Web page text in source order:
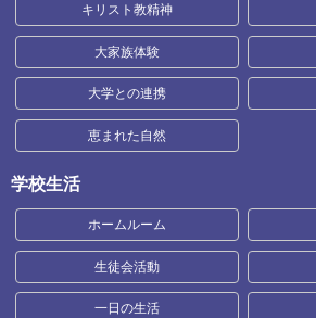
キリスト教精神
大家族体験
大学との連携
恵まれた自然
学校生活
ホームルーム
生徒会活動
一日の生活